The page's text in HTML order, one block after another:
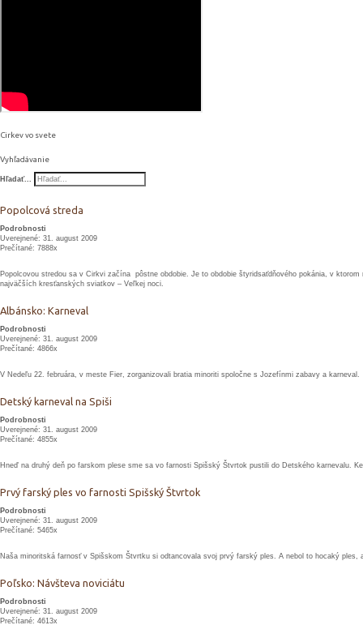
Cirkev vo svete
Vyhľadávanie
Hľadať...
Popolcová streda
Podrobnosti
Uverejnené: 31. august 2009
Prečítané: 7888x
Popolcovou stredou sa v Cirkvi začína pôstne obdobie. Je to obdobie štyridsaťdňového pokánia, v
najväčších kresťanských sviatkov – Veľkej noci.
Albánsko: Karneval
Podrobnosti
Uverejnené: 31. august 2009
Prečítané: 4866x
V Nedeľu 22. februára, v meste Fier, zorganizovali bratia minoriti spoločne s Jozefínmi zabavy a karneval.
Detský karneval na Spiši
Podrobnosti
Uverejnené: 31. august 2009
Prečítané: 4855x
Hneď na druhý deň po farskom plese sme sa vo farnosti Spišský Štvrtok pustili do Detského karnevalu.
Prvý farský ples vo farnosti Spišský Štvrtok
Podrobnosti
Uverejnené: 31. august 2009
Prečítané: 5465x
Naša minoritská farnosť v Spišskom Štvrtku si odtancovala svoj prvý farský ples. A nebol to hocaký ples,
Poľsko: Návšteva noviciátu
Podrobnosti
Uverejnené: 31. august 2009
Prečítané: 4613x